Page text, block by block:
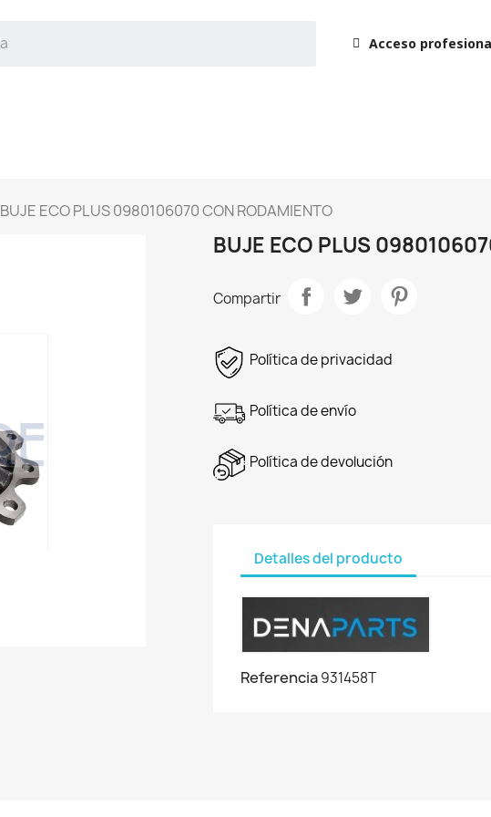
Acceso
BUJE ECO PLUS 0980106070 CON RODAMIENTO
BUJE ECO PLUS
Compartir
Política de privacidad
Política de envío
Política de devolución
Detalles del producto
Referencia931458T